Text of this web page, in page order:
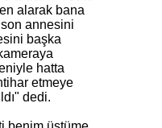
alarak bana
annesini
başka
hatta
etmeye
dedi.